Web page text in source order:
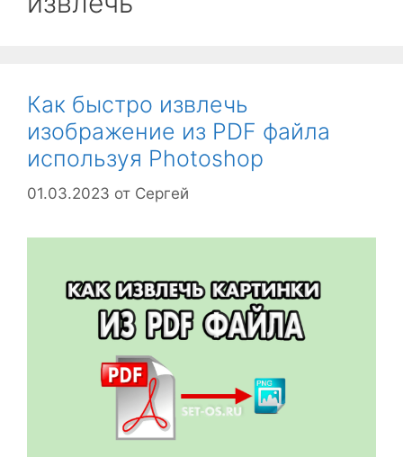
Как быстро извлечь
изображение из PDF файла
используя Photoshop
01.03.2023 от Сергей